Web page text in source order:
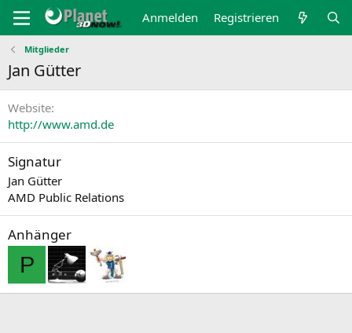
Anmelden Registrieren
Mitglieder
Jan Gütter
Website
http://www.amd.de
Signatur
Jan Gütter
AMD Public Relations
Anhänger
P